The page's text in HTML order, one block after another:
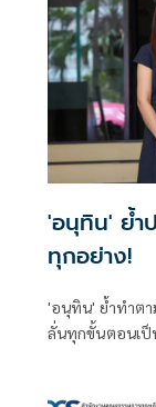
'อนุทิน' ย้ำ
ทุกอย่าง!
'อนุทิน' ย้ำทำต
ลั่นทุกขั้นตอนเป็